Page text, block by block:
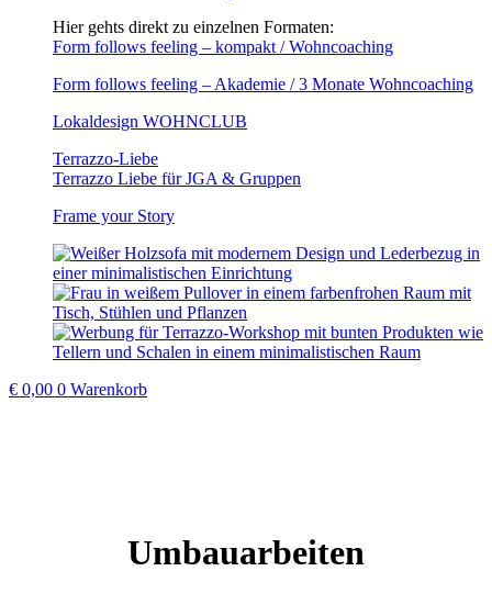
Hier gehts direkt zu einzelnen Formaten:
Form follows feeling – kompakt / Wohncoaching
Form follows feeling – Akademie / 3 Monate Wohncoaching
Lokaldesign WOHNCLUB
Terrazzo-Liebe
Terrazzo Liebe für JGA & Gruppen
Frame your Story
€ 0,00 0 Warenkorb
Umbauarbeiten